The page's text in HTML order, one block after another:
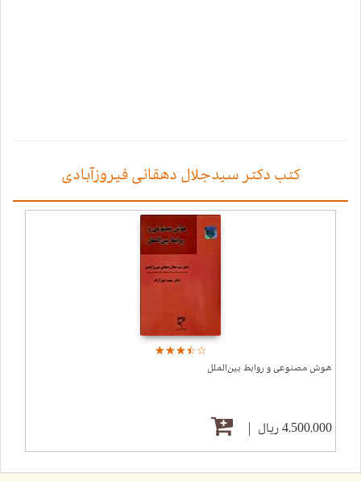
کتب دکتر سیدجلال دهقانی فیروزآبادی
☆☆☆☆☆
★★★★★
هوش مصنوعی و روابط بین‌الملل
4,500,000 ریال